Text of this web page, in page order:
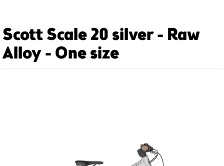
Scott Scale 20 silver - Raw
Alloy - One size